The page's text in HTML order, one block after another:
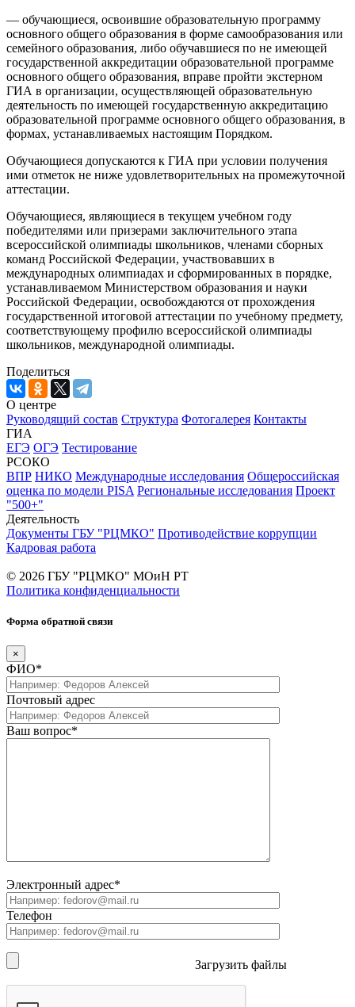
— обучающиеся, освоившие образовательную программу
основного общего образования в форме самообразования или
семейного образования, либо обучавшиеся по не имеющей
государственной аккредитации образовательной программе
основного общего образования, вправе пройти экстерном
ГИА в организации, осуществляющей образовательную
деятельность по имеющей государственную аккредитацию
образовательной программе основного общего образования, в
формах, устанавливаемых настоящим Порядком.
Обучающиеся допускаются к ГИА при условии получения
ими отметок не ниже удовлетворительных на промежуточной
аттестации.
Обучающиеся, являющиеся в текущем учебном году
победителями или призерами заключительного этапа
всероссийской олимпиады школьников, членами сборных
команд Российской Федерации, участвовавших в
международных олимпиадах и сформированных в порядке,
устанавливаемом Министерством образования и науки
Российской Федерации, освобождаются от прохождения
государственной итоговой аттестации по учебному предмету,
соответствующему профилю всероссийской олимпиады
школьников, международной олимпиады.
Поделиться
О центре
Руководящий состав Структура Фотогалерея Контакты
ГИА
ЕГЭ ОГЭ Тестирование
РСОКО
ВПР НИКО Международные исследования Общероссийская
оценка по модели PISA Региональные исследования Проект
"500+"
Деятельность
Документы ГБУ "РЦМКО" Противодействие коррупции
Кадровая работа
© 2026 ГБУ "РЦМКО" МОиН РТ
Политика конфиденциальности
Форма обратной связи
×
ФИО*
Почтовый адрес
Ваш вопрос*
Электронный адрес*
Телефон
Загрузить файлы